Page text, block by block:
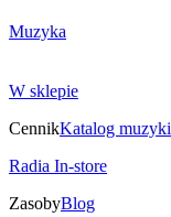
Muzyka
W sklepie
CennikKatalog muzyki
Radia In-store
ZasobyBlog